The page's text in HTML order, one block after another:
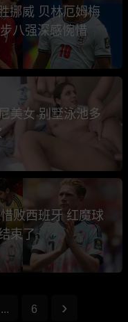
挪威 贝林厄姆梅
八强深感惋惜
美女 别墅泳池多
败西班牙 红魔球
束了
... 6